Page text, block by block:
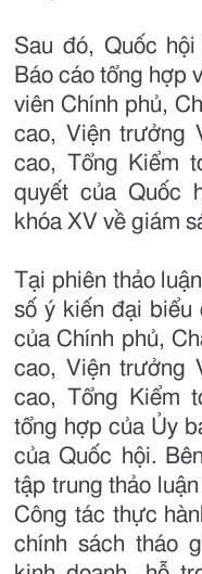
Sau đó, Quốc
Báo cáo tổng hợp
viên Chính phủ,
cao, Viện trưởng
cao, Tổng Kiểm
quyết của Quốc
khóa XV về giám
Tại phiên thảo
số ý kiến đại biểu
của Chính phủ,
cao, Viện trưởng
cao, Tổng Kiểm
tổng hợp của Ủy
của Quốc hội.
tập trung thảo
Công tác thực
chính sách tháo